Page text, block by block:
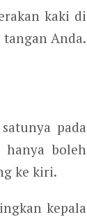
kaki di
Anda.
pada
hanya boleh
ke kiri.
kepala